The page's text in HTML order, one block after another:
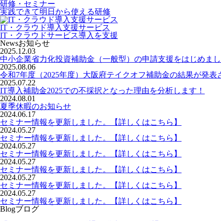
研修・セミナー
実践できて明日から使える研修
IT・クラウド導入支援サービス
IT・クラウドサービス導入を支援
Newsお知らせ
2025.12.03
中小企業省力化投資補助金（一般型）の申請支援をはじめまし
2025.08.06
令和7年度（2025年度）大阪府テイクオフ補助金の結果が発表
2025.07.22
IT導入補助金2025での不採択となった理由を分析します！
2024.08.01
夏季休暇のお知らせ
2024.06.17
セミナー情報を更新しました。【詳しくはこちら】
2024.05.27
セミナー情報を更新しました。【詳しくはこちら】
2024.05.27
セミナー情報を更新しました。【詳しくはこちら】
2024.05.27
セミナー情報を更新しました。【詳しくはこちら】
2024.05.27
セミナー情報を更新しました。【詳しくはこちら】
2024.05.27
セミナー情報を更新しました。【詳しくはこちら】
Blogブログ